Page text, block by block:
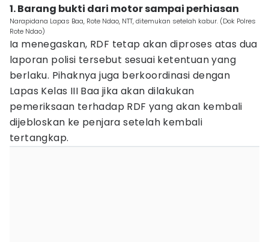
1. Barang bukti dari motor sampai perhiasan
Narapidana Lapas Baa, Rote Ndao, NTT, ditemukan setelah kabur. (Dok Polres
Rote Ndao)
Ia menegaskan, RDF tetap akan diproses atas dua
laporan polisi tersebut sesuai ketentuan yang
berlaku. Pihaknya juga berkoordinasi dengan
Lapas Kelas III Baa jika akan dilakukan
pemeriksaan terhadap RDF yang akan kembali
dijebloskan ke penjara setelah kembali
tertangkap.